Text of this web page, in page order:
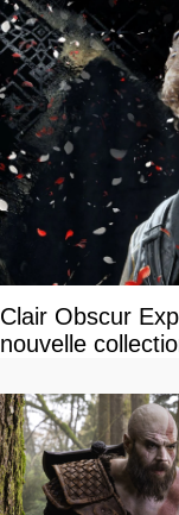
Clair Obscur
nouvelle